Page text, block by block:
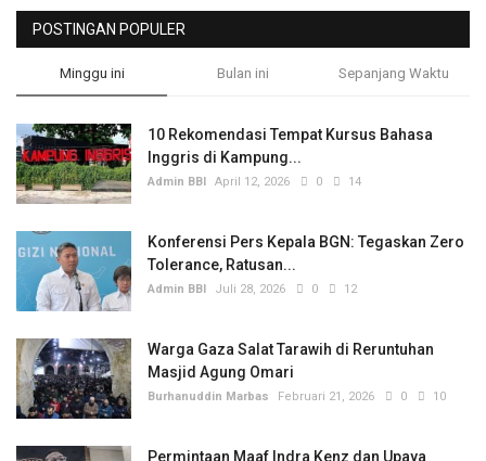
POSTINGAN POPULER
Minggu ini Bulan ini Sepanjang Waktu
10 Rekomendasi Tempat Kursus Bahasa
Inggris di Kampung...
Admin BBI April 12, 2026 0 14
Konferensi Pers Kepala BGN: Tegaskan Zero
Tolerance, Ratusan...
Admin BBI Juli 28, 2026 0 12
Warga Gaza Salat Tarawih di Reruntuhan
Masjid Agung Omari
Burhanuddin Marbas Februari 21, 2026 0 10
Permintaan Maaf Indra Kenz dan Upaya